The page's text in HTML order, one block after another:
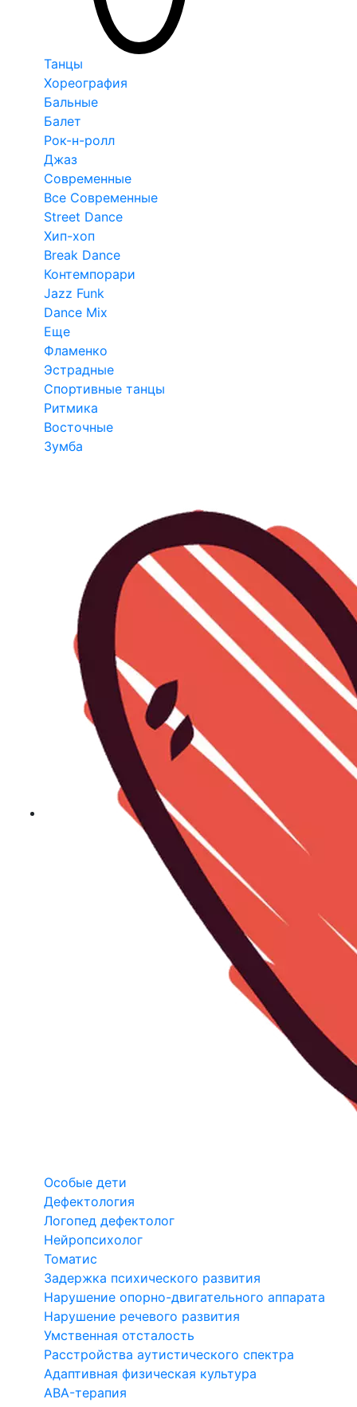
Танцы
Хореография
Бальные
Балет
Рок-н-ролл
Джаз
Современные
Все Современные
Street Dance
Хип-хоп
Break Dance
Контемпорари
Jazz Funk
Dance Mix
Еще
Фламенко
Эстрадные
Спортивные танцы
Ритмика
Восточные
Зумба
Особые дети
Дефектология
Логопед дефектолог
Нейропсихолог
Томатис
Задержка психического развития
Нарушение опорно-двигательного аппарата
Нарушение речевого развития
Умственная отсталость
Расстройства аутистического спектра
Адаптивная физическая культура
ABA-терапия